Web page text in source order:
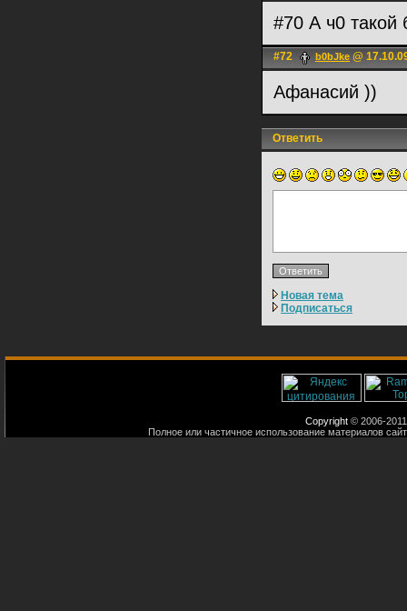
#70 А ч0 такой
#72 b0bJke @
Афанасий ))
Ответить
Новая тема
Подписаться
Copyright © 2006-
Полное или частичное использование материалов